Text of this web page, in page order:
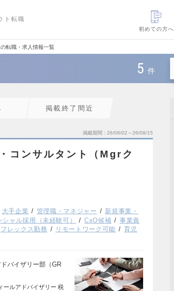
ト転職
初めての方へ
転職・求人情報一覧
5 件
掲載終了間近
掲載期間 26/08/02～26/08/15
コンサルタント（Mgrク
大手企業 管理職・マネジャー
新規事業・
シャル採用（未経験可） CxO候補
事業責
フレックス勤務 リモートワーク可能
育児
バイザリー部（GR
ールアドバイザリー 税